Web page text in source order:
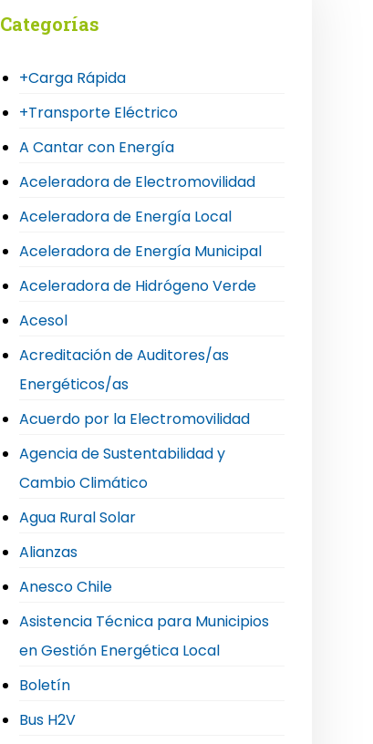
Categorías
+Carga Rápida
+Transporte Eléctrico
A Cantar con Energía
Aceleradora de Electromovilidad
Aceleradora de Energía Local
Aceleradora de Energía Municipal
Aceleradora de Hidrógeno Verde
Acesol
Acreditación de Auditores/as
Energéticos/as
Acuerdo por la Electromovilidad
Agencia de Sustentabilidad y
Cambio Climático
Agua Rural Solar
Alianzas
Anesco Chile
Asistencia Técnica para Municipios
en Gestión Energética Local
Boletín
Bus H2V